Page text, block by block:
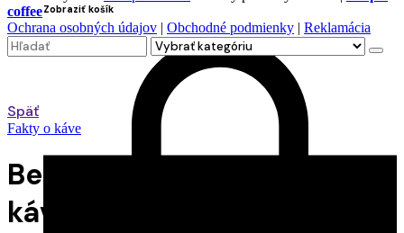
Zobraziť košík
coffee
Ochrana osobných údajov | Obchodné podmienky | Reklamácia
Search
for
Späť
Fakty o káve
Bezkofeínová káva: chuť
kávy s minimom kofeínu